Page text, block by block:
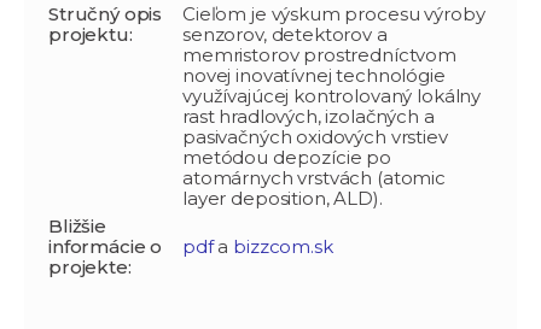
Stručný opis
projektu:
Cieľom je výskum procesu výroby
senzorov, detektorov a
memristorov prostredníctvom
novej inovatívnej technológie
využívajúcej kontrolovaný lokálny
rast hradlových, izolačných a
pasivačných oxidových vrstiev
metódou depozície po
atomárnych vrstvách (atomic
layer deposition, ALD).
Bližšie
informácie o
projekte:
pdfa bizzcom.sk